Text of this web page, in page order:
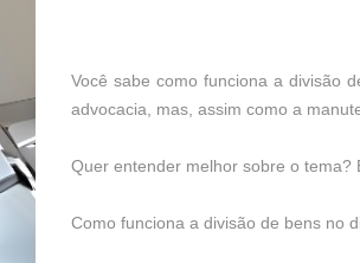
Você sabe como funciona a divisão
advocacia, mas, assim como a
Quer entender melhor sobre o tema?
Como funciona a divisão de bens no